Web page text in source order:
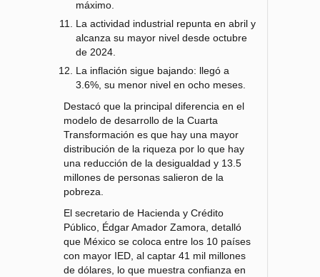
máximo.
La actividad industrial repunta en abril y
alcanza su mayor nivel desde octubre
de 2024.
La inflación sigue bajando: llegó a
3.6%, su menor nivel en ocho meses.
Destacó que la principal diferencia en el
modelo de desarrollo de la Cuarta
Transformación es que hay una mayor
distribución de la riqueza por lo que hay
una reducción de la desigualdad y 13.5
millones de personas salieron de la
pobreza.
El secretario de Hacienda y Crédito
Público, Édgar Amador Zamora, detalló
que México se coloca entre los 10 países
con mayor IED, al captar 41 mil millones
de dólares, lo que muestra confianza en